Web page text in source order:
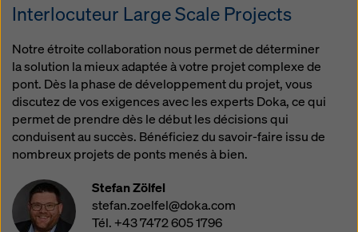
Interlocuteur Large Scale Projects
Notre étroite collaboration nous permet de déterminer
la solution la mieux adaptée à votre projet complexe de
pont. Dès la phase de développement du projet, vous
discutez de vos exigences avec les experts Doka, ce qui
permet de prendre dès le début les décisions qui
conduisent au succès. Bénéficiez du savoir-faire issu de
nombreux projets de ponts menés à bien.
Stefan Zölfel
stefan.zoelfel@doka.com
Tél. +43 7472 605 1796